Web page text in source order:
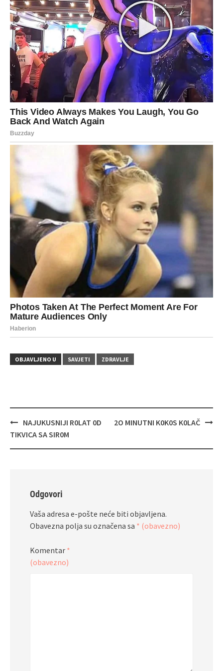
OBJAVLJENO U SAVJETI ZDRAVLJE
Navigacija
objava
NAJUKUSNIJI R0LAT 0D
TIKVICA SA SIR0M
2O MINUTNI K0K0S K0LAČ
Odgovori
Vaša adresa e-pošte neće biti objavljena.
Obavezna polja su označena sa * (obavezno)
Komentar *
(obavezno)